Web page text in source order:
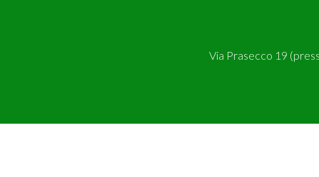
Via Prasecco 19